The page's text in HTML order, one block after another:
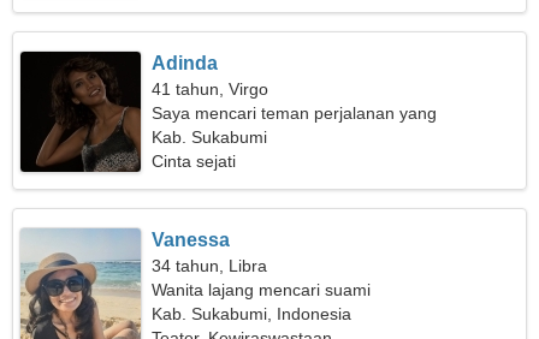
Adinda
41 tahun, Virgo
Saya mencari teman perjalanan yang
bersemangat
Kab. Sukabumi
Cinta sejati
Vanessa
34 tahun, Libra
Wanita lajang mencari suami
Kab. Sukabumi, Indonesia